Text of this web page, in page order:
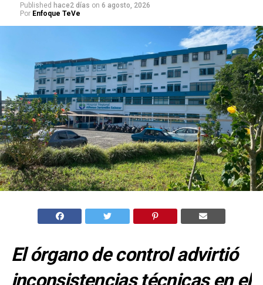
Published hace2 días on 6 agosto, 2026
Por Enfoque TeVe
El órgano de control advirtió
inconsistencias técnicas en el